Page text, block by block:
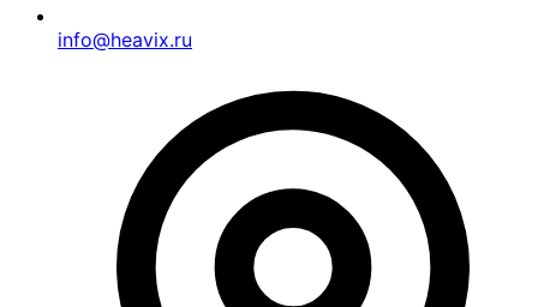
info@heavix.ru